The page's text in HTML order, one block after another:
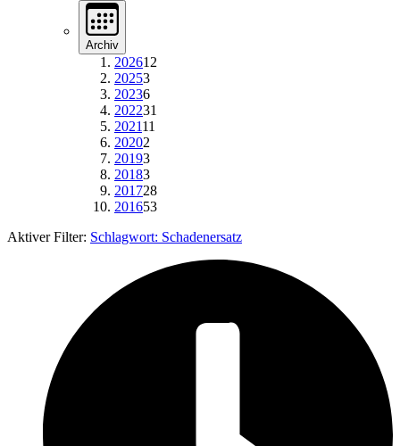
Archiv
202612
20253
20236
202231
202111
20202
20193
20183
201728
201653
Aktiver Filter: Schlagwort: Schadenersatz